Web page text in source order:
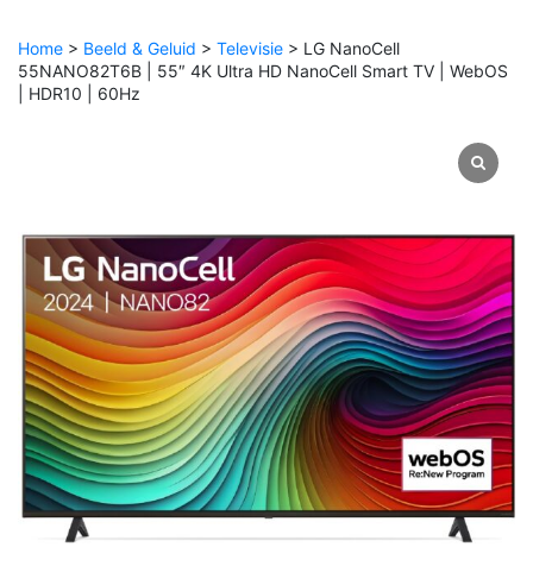
Home > Beeld & Geluid > Televisie > LG NanoCell
55NANO82T6B | 55″ 4K Ultra HD NanoCell Smart TV | WebOS
| HDR10 | 60Hz